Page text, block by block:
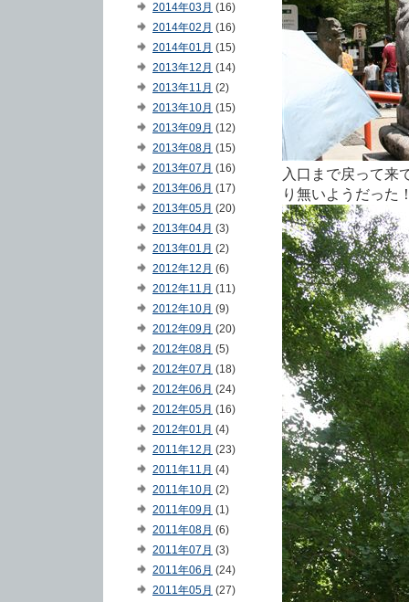
入口まで戻って来
り無いようだった
2014年03月 (16)
2014年02月 (16)
2014年01月 (15)
2013年12月 (14)
2013年11月 (2)
2013年10月 (15)
2013年09月 (12)
2013年08月 (15)
2013年07月 (16)
2013年06月 (17)
2013年05月 (20)
2013年04月 (3)
2013年01月 (2)
2012年12月 (6)
2012年11月 (11)
2012年10月 (9)
2012年09月 (20)
2012年08月 (5)
2012年07月 (18)
2012年06月 (24)
2012年05月 (16)
2012年01月 (4)
2011年12月 (23)
2011年11月 (4)
2011年10月 (2)
2011年09月 (1)
2011年08月 (6)
2011年07月 (3)
2011年06月 (24)
2011年05月 (27)